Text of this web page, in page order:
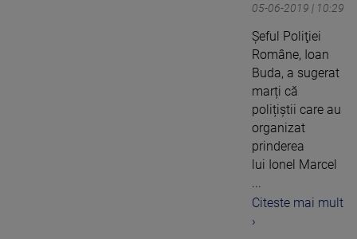
05-06-2019 | 10:29
Șeful Poliţiei
Române, Ioan
Buda, a sugerat
marți că
polițiștii care au
organizat
prinderea
lui Ionel Marcel
...
Citeste mai mult
›